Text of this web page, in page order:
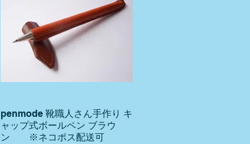
クイックビュー
penmode 靴職人さん手作り キ
ャップ式ボールペン ブラウ
ン ※ネコポス配送可